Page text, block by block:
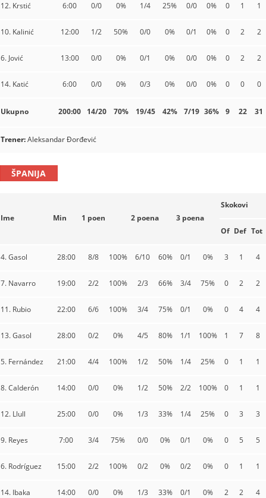
12. Krstić 6:00 0/0 0% 1/4 25% 0/0 0% 0 1 1
10. Kalinić 12:00 1/2 50% 0/0 0% 0/1 0% 0 2 2
6. Jović 13:00 0/0 0% 0/1 0% 0/0 0% 0 2 2
14. Katić 6:00 0/0 0% 0/3 0% 0/0 0% 0 0 0
Ukupno 200:00 14/20 70% 19/45 42% 7/19 36% 9 22 31
Trener:Aleksandar Đorđević
ŠPANIJA
Ime Min 1 poen 2 poena 3 poena
Skokovi
Of Def Tot
4. Gasol 28:00 8/8 100% 6/10 60% 0/1 0% 3 1 4
7. Navarro 19:00 2/2 100% 2/3 66% 3/4 75% 0 2 2
11. Rubio 22:00 6/6 100% 3/4 75% 0/1 0% 0 4 4
13. Gasol 28:00 0/2 0% 4/5 80% 1/1 100% 1 7 8
5. Fernández 21:00 4/4 100% 1/2 50% 1/4 25% 0 1 1
8. Calderón 14:00 0/0 0% 1/2 50% 2/2 100% 0 1 1
12. Llull 25:00 0/0 0% 1/3 33% 1/4 25% 0 3 3
9. Reyes 7:00 3/4 75% 0/0 0% 0/1 0% 0 5 5
6. Rodríguez 15:00 2/2 100% 0/2 0% 0/2 0% 0 1 1
14. Ibaka 14:00 0/0 0% 1/3 33% 0/1 0% 2 2 4